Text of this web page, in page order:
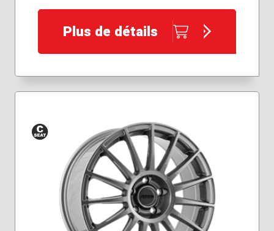
Plus de détails
Siège
conique